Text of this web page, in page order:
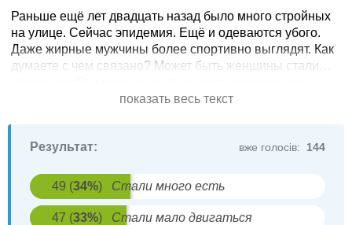
Раньше ещё лет двадцать назад было много стройных
на улице. Сейчас эпидемия. Ещё и одеваются убого.
Даже жирные мужчины более спортивно выглядят. Как
думаете с чем связано? Может быть женщины стали
Может быть играет роль пропаганда жирного образа
жизни? Жир это нормальность?
показать весь текст
Результат: вже голосів: 144
49 (34%) Стали много есть
47 (33%) Стали мало двигаться